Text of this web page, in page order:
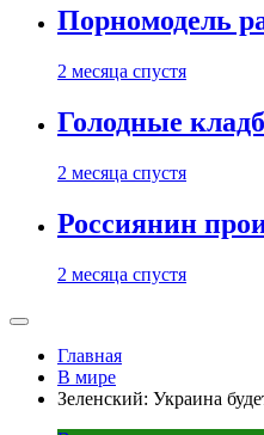
Порномодель
2 месяца спустя
Голодные
2 месяца спустя
Россиянин
2 месяца спустя
Главная
В мире
Зеленский: Украина